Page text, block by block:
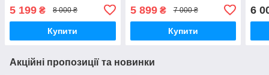
5 199 ₴ 8 000 ₴
Купити
5 899₴ 7 000 ₴
Купити
6
Акційні пропозиції та новинки